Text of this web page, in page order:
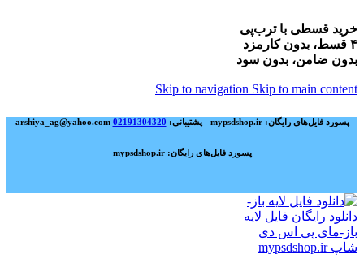
خرید قسطی با ترب‌پی
۴ قسط، بدون کارمزد
بدون ضامن، بدون سود
Skip to navigation Skip to main content
پسورد فایل‌های رایگان: mypsdshop.ir - پشتیبانی: arshiya_ag@yahoo.com 02191304320
پسورد فایل‌های رایگان: mypsdshop.ir